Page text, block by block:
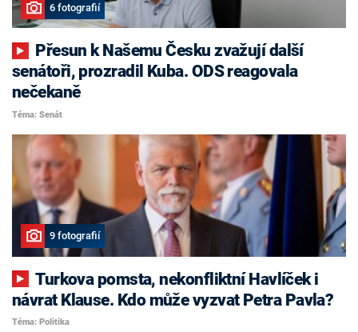
6 fotografií
senátoři, prozradil Kuba. ODS reagovala
nečekaně
Téma: Senát
9 fotografií
Turkova pomsta, nekonfliktní Havlíček i
návrat Klause. Kdo může vyzvat Petra Pavla?
Téma: Politika